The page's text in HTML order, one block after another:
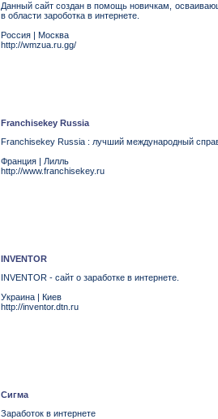
Данный сайт создан в помощь новичкам,
в области зароботка в интернете.
Россия | Москва
http://wmzua.ru.gg/
Franchisekey Russia
Franchisekey Russia : лучший международный
Франция | Лилль
http://www.franchisekey.ru
INVENTOR
INVENTOR - сайт о заработке в интернете.
Украина | Киев
http://inventor.dtn.ru
Сигма
Заработок в интернете